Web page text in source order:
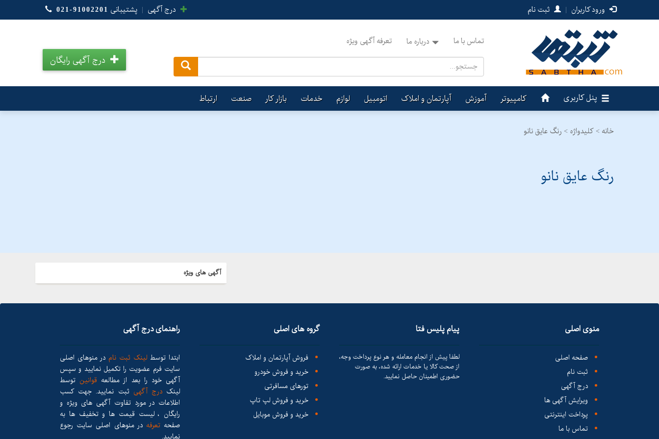
ورود کاربران | ثبت نام درج آگهی | پشتیبانی 021-91002201
تماس با ما درباره ما تعرفه آگهی ویژه
درج آگهی رایگان
پنل کاربری کامپیوتر آموزش آپارتمان و املاک اتومبیل لوازم خدمات بازار کار صنعت ارتباط
خانه > کلیدواژه > رنگ عایق نانو
رنگ عایق نانو
آگهی های ویژه
منوی اصلی
صفحه اصلی
ثبت نام
درج آگهی
ویرایش آگهی ها
پرداخت اینترنتی
تماس با ما
پیام پلیس فتا
لطفا پیش از انجام معامله و هر نوع پرداخت وجه،
از صحت کالا یا خدمات ارائه شده، به صورت
حضوری اطمینان حاصل نمایید.
گروه های اصلی
فروش آپارتمان و املاک
خرید و فروش خودرو
تورهای مسافرتی
خرید و فروش لپ تاپ
خرید و فروش موبایل
راهنمای درج آگهی
ابتدا توسط لینک ثبت نام در منوهای اصلی
سایت فرم عضویت را تکمیل نمایید و سپس
آگهی خود را بعد از مطالعه قوانین توسط
لینکدرج آگهی ثبت نمایید. جهت کسب
اطلاعات در مورد تفاوت آگهی های ویژه و
رایگان ، لیست قیمت ها و تخفیف ها به
صفحه تعرفهدر منوهای اصلی سایت رجوع
نمایید.